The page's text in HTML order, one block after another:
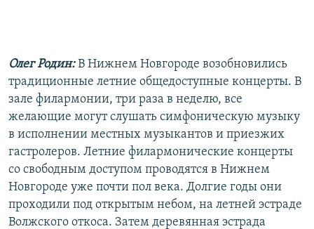
Олег Родин:В Нижнем Новгороде возобновились
традиционные летние общедоступные концерты. В
зале филармонии, три раза в неделю, все
желающие могут слушать симфоническую музыку
в исполнении местных музыкантов и приезжих
гастролеров. Летние филармонические концерты
со свободным доступом проводятся в Нижнем
Новгороде уже почти пол века. Долгие годы они
проходили под открытым небом, на летней эстраде
Волжского откоса. Затем деревянная эстрада